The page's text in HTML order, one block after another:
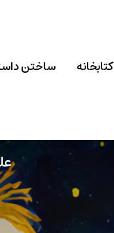
کتابخانه ساختن